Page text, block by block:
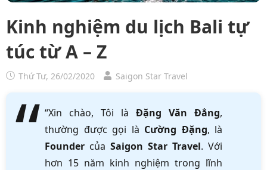
Kinh nghiệm du lịch Bali tự
túc từ A – Z
Thứ Tư, 26/02/2020 Saigon Star Travel
“Xin chào, Tôi là Đặng Văn Đẳng,
thường được gọi là Cường Đặng, là
Founder của Saigon Star Travel. Với
hơn 15 năm kinh nghiệm trong lĩnh